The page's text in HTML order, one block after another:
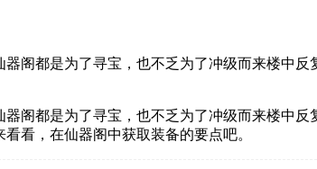
阁都是为了寻宝，也不乏为了冲级而来楼中
阁都是为了寻宝，也不乏为了冲级而来楼中
看，在仙器阁中获取装备的要点吧。